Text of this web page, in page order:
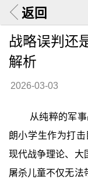
返回
战略误判还
解析
2026-03-03
从纯粹的军
朗小学生作为打
现代战争理论、大
屠杀儿童不仅无法